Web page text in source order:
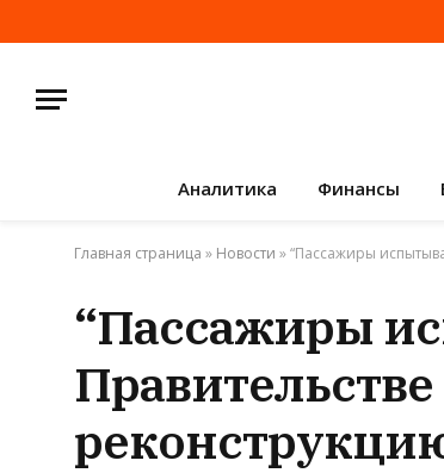
Аналитика Финансы
Главная страница » Новости »“Пассажиры
“Пассажиры